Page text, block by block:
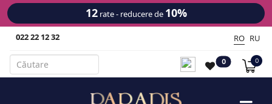
12rate - reducere de 10%
022 22 12 32 RO RU
0 0